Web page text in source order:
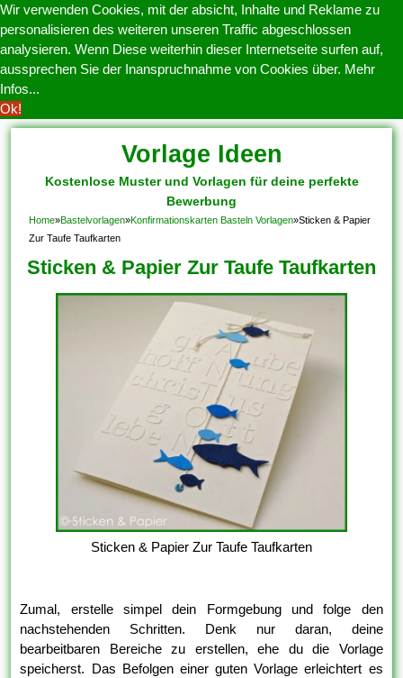
Wir verwenden Cookies, mit der absicht, Inhalte und Reklame zu
personalisieren des weiteren unseren Traffic abgeschlossen
analysieren. Wenn Diese weiterhin dieser Internetseite surfen auf,
aussprechen Sie der Inanspruchnahme von Cookies über. Mehr
Infos...
Ok!
Vorlage Ideen
Kostenlose Muster und Vorlagen für deine perfekte
Bewerbung
Home»Bastelvorlagen»Konfirmationskarten Basteln Vorlagen»Sticken & Papier
Zur Taufe Taufkarten
Sticken & Papier Zur Taufe Taufkarten
Sticken & Papier Zur Taufe Taufkarten
Zumal, erstelle simpel dein Formgebung und folge den
nachstehenden Schritten. Denk nur daran, deine
bearbeitbaren Bereiche zu erstellen, ehe du die Vorlage
speicherst. Das Befolgen einer guten Vorlage erleichtert es